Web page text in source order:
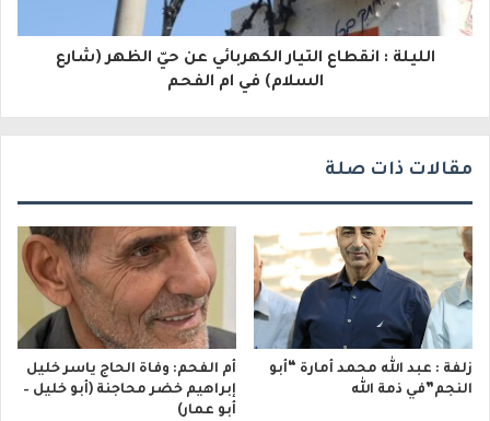
ر
الليلة : انقطاع التيار الكهربائي عن حيّ الظهر (شارع
السلام) في ام الفحم
مقالات ذات صلة
زلفة : عبد الله محمد أمارة “أبو
النجم”في ذمة الله
أم الفحم: وفاة الحاج ياسر خليل
إبراهيم خضر محاجنة (أبو خليل –
أبو عمار)